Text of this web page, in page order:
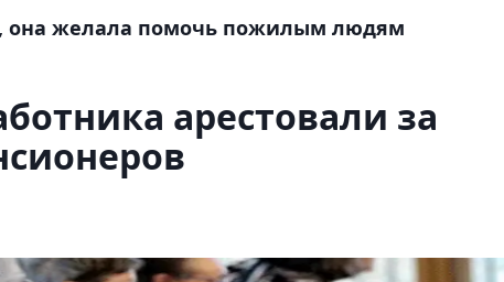
она желала помочь пожилым людям
арестовали за